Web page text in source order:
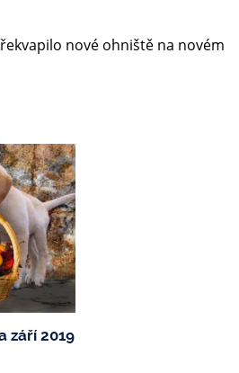
nové ohniště na novém
září 2019